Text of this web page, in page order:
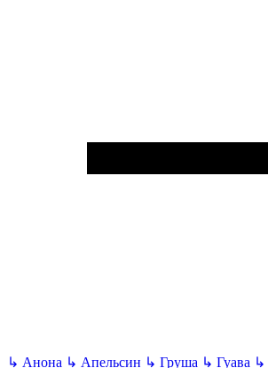
↳ Анона ↳ Апельсин ↳ Груша ↳ Гуава ↳